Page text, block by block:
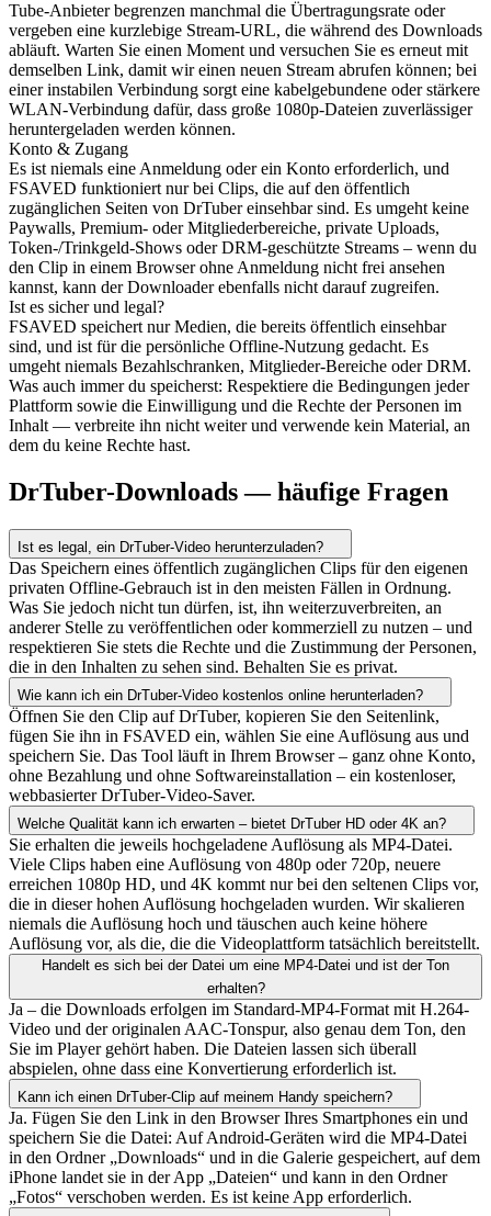
Tube-Anbieter begrenzen manchmal die Übertragungsrate oder
vergeben eine kurzlebige Stream-URL, die während des Downloads
abläuft. Warten Sie einen Moment und versuchen Sie es erneut mit
demselben Link, damit wir einen neuen Stream abrufen können; bei
einer instabilen Verbindung sorgt eine kabelgebundene oder stärkere
WLAN-Verbindung dafür, dass große 1080p-Dateien zuverlässiger
heruntergeladen werden können.
Konto & Zugang
Es ist niemals eine Anmeldung oder ein Konto erforderlich, und
FSAVED funktioniert nur bei Clips, die auf den öffentlich
zugänglichen Seiten von DrTuber einsehbar sind. Es umgeht keine
Paywalls, Premium- oder Mitgliederbereiche, private Uploads,
Token-/Trinkgeld-Shows oder DRM-geschützte Streams – wenn du
den Clip in einem Browser ohne Anmeldung nicht frei ansehen
kannst, kann der Downloader ebenfalls nicht darauf zugreifen.
Ist es sicher und legal?
FSAVED speichert nur Medien, die bereits öffentlich einsehbar
sind, und ist für die persönliche Offline-Nutzung gedacht. Es
umgeht niemals Bezahlschranken, Mitglieder-Bereiche oder DRM.
Was auch immer du speicherst: Respektiere die Bedingungen jeder
Plattform sowie die Einwilligung und die Rechte der Personen im
Inhalt — verbreite ihn nicht weiter und verwende kein Material, an
dem du keine Rechte hast.
DrTuber-Downloads — häufige Fragen
Ist es legal, ein DrTuber-Video herunterzuladen?
Das Speichern eines öffentlich zugänglichen Clips für den eigenen
privaten Offline-Gebrauch ist in den meisten Fällen in Ordnung.
Was Sie jedoch nicht tun dürfen, ist, ihn weiterzuverbreiten, an
anderer Stelle zu veröffentlichen oder kommerziell zu nutzen – und
respektieren Sie stets die Rechte und die Zustimmung der Personen,
die in den Inhalten zu sehen sind. Behalten Sie es privat.
Wie kann ich ein DrTuber-Video kostenlos online herunterladen?
Öffnen Sie den Clip auf DrTuber, kopieren Sie den Seitenlink,
fügen Sie ihn in FSAVED ein, wählen Sie eine Auflösung aus und
speichern Sie. Das Tool läuft in Ihrem Browser – ganz ohne Konto,
ohne Bezahlung und ohne Softwareinstallation – ein kostenloser,
webbasierter DrTuber-Video-Saver.
Welche Qualität kann ich erwarten – bietet DrTuber HD oder 4K an?
Sie erhalten die jeweils hochgeladene Auflösung als MP4-Datei.
Viele Clips haben eine Auflösung von 480p oder 720p, neuere
erreichen 1080p HD, und 4K kommt nur bei den seltenen Clips vor,
die in dieser hohen Auflösung hochgeladen wurden. Wir skalieren
niemals die Auflösung hoch und täuschen auch keine höhere
Auflösung vor, als die, die die Videoplattform tatsächlich bereitstellt.
Handelt es sich bei der Datei um eine MP4-Datei und ist der Ton
erhalten?
Ja – die Downloads erfolgen im Standard-MP4-Format mit H.264-
Video und der originalen AAC-Tonspur, also genau dem Ton, den
Sie im Player gehört haben. Die Dateien lassen sich überall
abspielen, ohne dass eine Konvertierung erforderlich ist.
Kann ich einen DrTuber-Clip auf meinem Handy speichern?
Ja. Fügen Sie den Link in den Browser Ihres Smartphones ein und
speichern Sie die Datei: Auf Android-Geräten wird die MP4-Datei
in den Ordner „Downloads“ und in die Galerie gespeichert, auf dem
iPhone landet sie in der App „Dateien“ und kann in den Ordner
„Fotos“ verschoben werden. Es ist keine App erforderlich.